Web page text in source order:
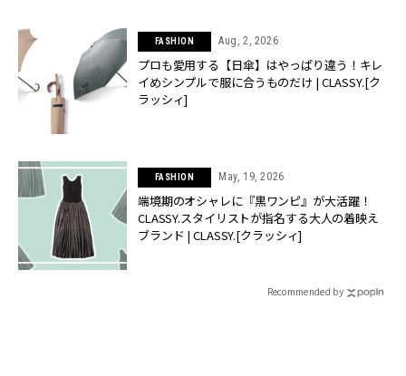
FASHION Aug, 2, 2026
プロも愛用する【日傘】はやっぱり違う！キレ
イめシンプルで服に合うものだけ | CLASSY.[ク
ラッシィ]
FASHION May, 19, 2026
端境期のオシャレに『黒ワンピ』が大活躍！
CLASSY.スタイリストが指名する大人の着映え
ブランド | CLASSY.[クラッシィ]
Recommended by